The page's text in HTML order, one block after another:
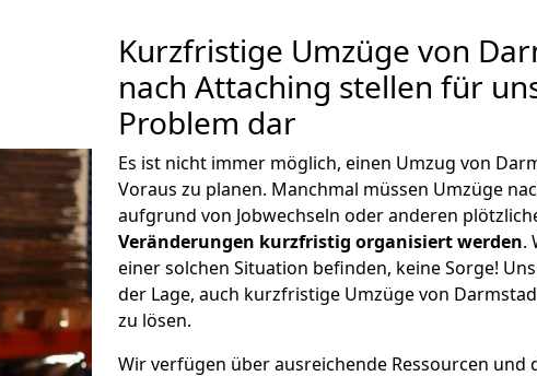
Kurzfristige Umzüge von
nach Attaching stellen für
Problem dar
Es ist nicht immer möglich, einen Umzug von
Voraus zu planen. Manchmal müssen Umzüge
aufgrund von Jobwechseln oder anderen
Veränderungen kurzfristig organisiert werden.
einer solchen Situation befinden, keine Sorge!
der Lage, auch kurzfristige Umzüge von
zu lösen.
Wir verfügen über ausreichende Ressourcen und